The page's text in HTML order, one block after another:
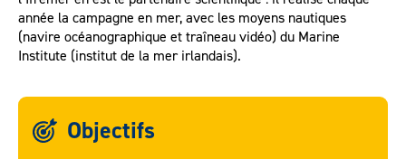
année la campagne en mer, avec les moyens nautiques
(navire océanographique et traîneau vidéo) du Marine
Institute (institut de la mer irlandais).
Objectifs